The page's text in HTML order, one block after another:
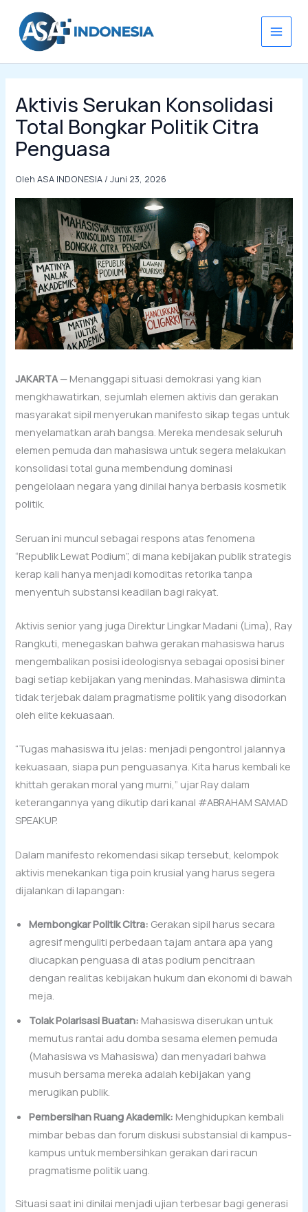
konten
Aktivis Serukan Konsolidasi
Total Bongkar Politik Citra
Penguasa
OlehASA INDONESIA /Juni 23, 2026
JAKARTA— Menanggapi situasi demokrasi yang kian
mengkhawatirkan, sejumlah elemen aktivis dan gerakan
masyarakat sipil menyerukan manifesto sikap tegas untuk
menyelamatkan arah bangsa. Mereka mendesak seluruh
elemen pemuda dan mahasiswa untuk segera melakukan
konsolidasi total guna membendung dominasi
pengelolaan negara yang dinilai hanya berbasis kosmetik
politik.
Seruan ini muncul sebagai respons atas fenomena
“Republik Lewat Podium”, di mana kebijakan publik strategis
kerap kali hanya menjadi komoditas retorika tanpa
menyentuh substansi keadilan bagi rakyat.
Aktivis senior yang juga Direktur Lingkar Madani (Lima), Ray
Rangkuti, menegaskan bahwa gerakan mahasiswa harus
mengembalikan posisi ideologisnya sebagai oposisi biner
bagi setiap kebijakan yang menindas. Mahasiswa diminta
tidak terjebak dalam pragmatisme politik yang disodorkan
oleh elite kekuasaan.
“Tugas mahasiswa itu jelas: menjadi pengontrol jalannya
kekuasaan, siapa pun penguasanya. Kita harus kembali ke
khittah gerakan moral yang murni,” ujar Ray dalam
keterangannya yang dikutip dari kanal #ABRAHAM SAMAD
SPEAKUP.
Dalam manifesto rekomendasi sikap tersebut, kelompok
aktivis menekankan tiga poin krusial yang harus segera
dijalankan di lapangan:
Membongkar Politik Citra: Gerakan sipil harus secara
agresif menguliti perbedaan tajam antara apa yang
diucapkan penguasa di atas podium pencitraan
dengan realitas kebijakan hukum dan ekonomi di bawah
meja.
Tolak Polarisasi Buatan: Mahasiswa diserukan untuk
memutus rantai adu domba sesama elemen pemuda
(Mahasiswa vs Mahasiswa) dan menyadari bahwa
musuh bersama mereka adalah kebijakan yang
merugikan publik.
Pembersihan Ruang Akademik: Menghidupkan kembali
mimbar bebas dan forum diskusi substansial di kampus-
kampus untuk membersihkan gerakan dari racun
pragmatisme politik uang.
Situasi saat ini dinilai menjadi ujian terbesar bagi generasi